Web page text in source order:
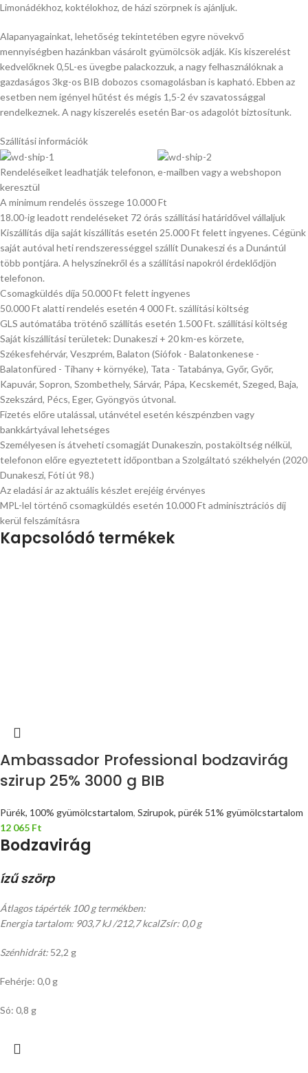
Limonádékhoz, koktélokhoz, de házi szörpnek is ajánljuk.
Alapanyagainkat, lehetőség tekintetében egyre növekvő
mennyiségben hazánkban vásárolt gyümölcsök adják. Kis kiszerelést
kedvelőknek 0,5L-es üvegbe palackozzuk, a nagy felhasználóknak a
gazdaságos 3kg-os BIB dobozos csomagolásban is kapható. Ebben az
esetben nem igényel hűtést és mégis 1,5-2 év szavatossággal
rendelkeznek. A nagy kiszerelés esetén Bar-os adagolót biztosítunk.
Szállítási információk
Rendeléseiket leadhatják telefonon, e-mailben vagy a webshopon
keresztül
A minimum rendelés összege 10.000 Ft
18.00-ig leadott rendeléseket 72 órás szállítási határidővel vállaljuk
Kiszállítás díja saját kiszállítás esetén 25.000 Ft felett ingyenes. Cégünk
saját autóval heti rendszerességgel szállít Dunakeszi és a Dunántúl
több pontjára. A helyszínekről és a szállítási napokról érdeklődjön
telefonon.
Csomagküldés díja 50.000 Ft felett ingyenes
50.000 Ft alatti rendelés esetén 4 000 Ft. szállítási költség
GLS autómatába tröténő szállítás esetén 1.500 Ft. szállítási költség
Saját kiszállítási területek: Dunakeszi + 20 km-es körzete,
Székesfehérvár, Veszprém, Balaton (Siófok - Balatonkenese -
Balatonfüred - Tihany + környéke), Tata - Tatabánya, Győr, Győr,
Kapuvár, Sopron, Szombethely, Sárvár, Pápa, Kecskemét, Szeged, Baja,
Szekszárd, Pécs, Eger, Gyöngyös útvonal.
Fizetés előre utalással, utánvétel esetén készpénzben vagy
bankkártyával lehetséges
Személyesen is átveheti csomagját Dunakeszin, postaköltség nélkül,
telefonon előre egyeztetett időpontban a Szolgáltató székhelyén (2020
Dunakeszi, Fóti út 98.)
Az eladási ár az aktuális készlet erejéig érvényes
MPL-lel történő csomagküldés esetén 10.000 Ft adminisztrációs díj
kerül felszámításra
Kapcsolódó termékek
Ambassador Professional bodzavirág
szirup 25% 3000 g BIB
Pürék, 100% gyümölcstartalom, Szirupok, pürék 51% gyümölcstartalom
12 065 Ft
Bodzavirág
ízű szörp
Átlagos tápérték 100 g termékben:
Energia tartalom: 903,7 kJ /212,7 kcalZsír: 0,0 g
Szénhidrát: 52,2 g
Fehérje: 0,0 g
Só: 0,8 g